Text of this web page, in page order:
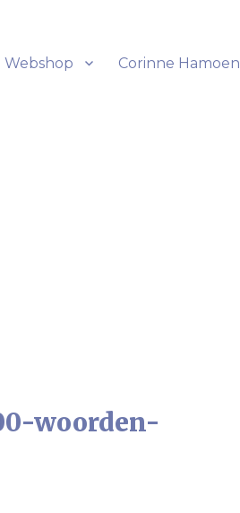
Webshop Corinne Hamoen
woorden-